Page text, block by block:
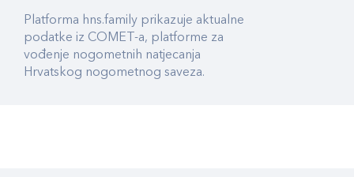
Platforma hns.family prikazuje aktualne
podatke iz COMET-a, platforme za
vođenje nogometnih natjecanja
Hrvatskog nogometnog saveza.